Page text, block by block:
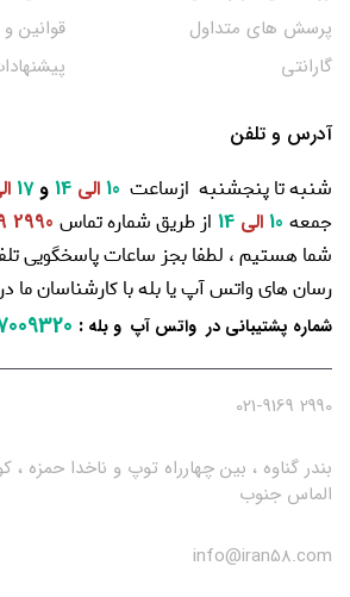
پرسش های متداول
گارانتی
قوانین
آدرس و تلفن
شنبه تا پنجشنبه ازساعت 10 الی و17
جمعه
الی از طریق شماره تماس 2990 69 91 -021
شما هستیم ، لطفا بجز ساعات پاسخگویی
رسان های واتس آپ یا بله با کارشناسان ما
شماره پشتیبانی در واتس آپ و بله :
2990 021-9169
الماس جنوب
info@iran58.com